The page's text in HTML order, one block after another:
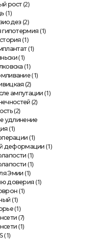
рост(2)
(1)
(2)
гипотермия (1)
(1)
(1)
(1)
(1)
(1)
(2)
ампутации (1)
(2)
(2)
удлинение
(1)
(1)
деформации (1)
(1)
(1)
Эмии (1)
доверия (1)
(1)
(1)
(1)
(7)
(1)
(1)